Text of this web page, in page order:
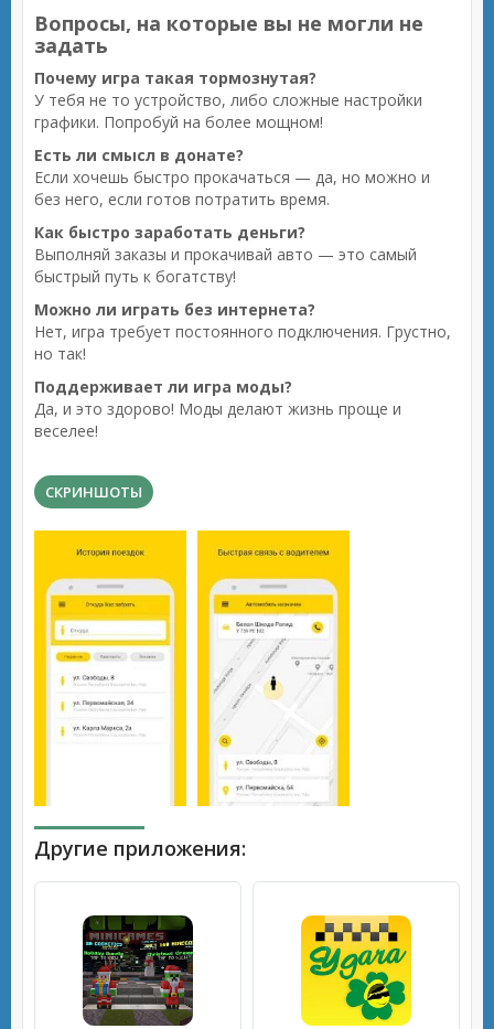
Вопросы, на которые вы не могли не
задать
Почему игра такая тормознутая?
У тебя не то устройство, либо сложные настройки
графики. Попробуй на более мощном!
Есть ли смысл в донате?
Если хочешь быстро прокачаться — да, но можно и
без него, если готов потратить время.
Как быстро заработать деньги?
Выполняй заказы и прокачивай авто — это самый
быстрый путь к богатству!
Можно ли играть без интернета?
Нет, игра требует постоянного подключения. Грустно,
но так!
Поддерживает ли игра моды?
Да, и это здорово! Моды делают жизнь проще и
веселее!
СКРИНШОТЫ
Другие приложения: